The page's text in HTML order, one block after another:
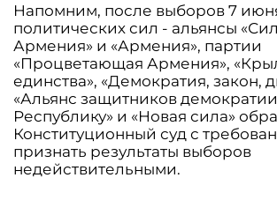
Напомним, после выборов 7
политических сил - альянсы
Армения» и «Армения», партии
«Процветающая Армения»,
единства», «Демократия, закон,
«Альянс защитников
Республику» и «Новая сила»
Конституционный суд с
признать результаты выборов
недействительными.